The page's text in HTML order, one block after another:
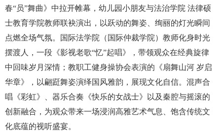
春“员”舞曲》中拉开帷幕，幼儿园小朋友与法治学院 法律硕
士教育学院教师联袂演出，以跃动的舞姿、绚丽的灯光瞬间
点燃全场气氛。国际法学院（国际仲裁学院）教师化身时光
摆渡人，一段《影视老歌“忆”起唱》，带领观众在经典旋律
中回味岁月深情；教职工健身操协会表演的《扇舞山河 岁启
华章》，以翩跹舞姿演绎国风雅韵，展现文化自信。混声合
唱《彩虹》、器乐合奏《快乐的女战士》以及秦腔与摇滚的
创新融合，为观众带来一场浸润高雅艺术气息、饱含传统文
化底蕴的视听盛宴。